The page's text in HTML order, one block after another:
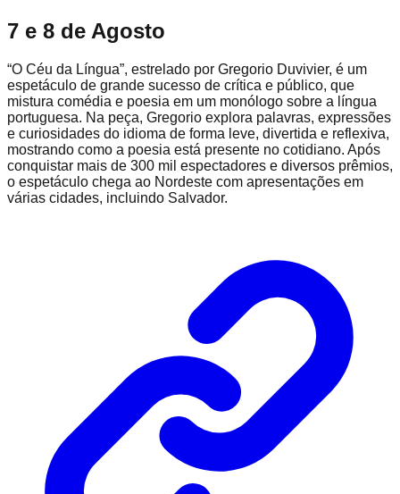
7 e 8 de Agosto
“O Céu da Língua”, estrelado por Gregorio Duvivier, é um
espetáculo de grande sucesso de crítica e público, que
mistura comédia e poesia em um monólogo sobre a língua
portuguesa. Na peça, Gregorio explora palavras, expressões
e curiosidades do idioma de forma leve, divertida e reflexiva,
mostrando como a poesia está presente no cotidiano. Após
conquistar mais de 300 mil espectadores e diversos prêmios,
o espetáculo chega ao Nordeste com apresentações em
várias cidades, incluindo Salvador.